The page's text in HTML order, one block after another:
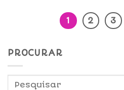
1 2 3
PROCURAR